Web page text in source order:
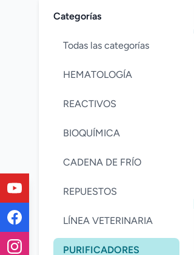
Categorías
Todas las categorías
HEMATOLOGÍA
REACTIVOS
BIOQUÍMICA
CADENA DE FRÍO
REPUESTOS
LÍNEA VETERINARIA
PURIFICADORES